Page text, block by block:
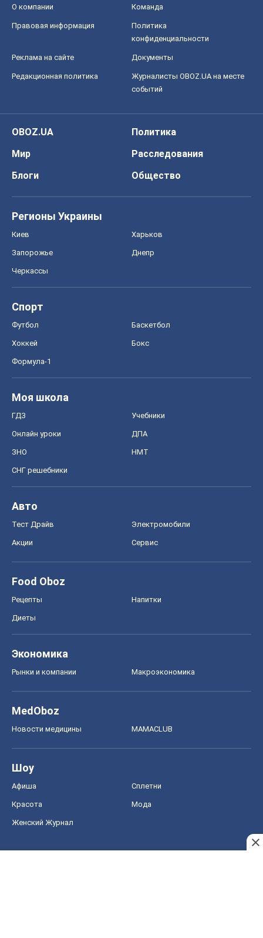
О компании Команда
Правовая информация
Политика
конфиденциальности
Реклама на сайте Документы
Редакционная политика
Журналисты OBOZ.UA на месте
событий
OBOZ.UA
Политика
Мир
Расследования
Блоги
Общество
Регионы Украины
Киев Харьков
Запорожье Днепр
Черкассы
Спорт
Футбол Баскетбол
Хоккей Бокс
Формула-1
Моя школа
ГДЗ Учебники
Онлайн уроки ДПА
ЗНО НМТ
СНГ решебники
Авто
Тест Драйв Электромобили
Акции Сервис
Food Oboz
Рецепты Напитки
Диеты
Экономика
Рынки и компании Mакроэкономика
MedOboz
Новости медицины MAMACLUB
Шоу
Афиша Сплетни
Красота Мода
Женский Журнал